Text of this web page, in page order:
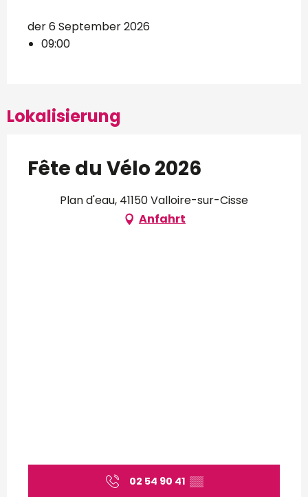
der 6 September 2026
09:00
Lokalisierung
Fête du Vélo 2026
Plan d'eau, 41150 Valloire-sur-Cisse
Anfahrt
02 54 90 41 ▒▒